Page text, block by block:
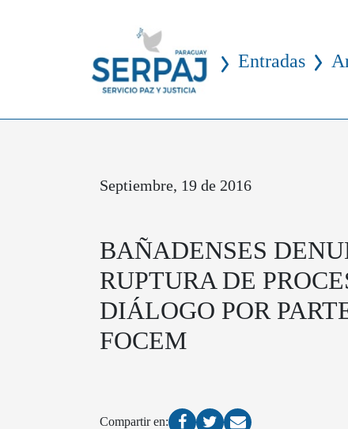
Entradas
Septiembre, 19 de 2016
BAÑADENSES
RUPTURA DE
DIÁLOGO POR
FOCEM
Compartir en: